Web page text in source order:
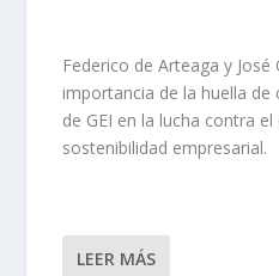
Federico de Arteaga y
importancia de la huella
de GEI en la lucha contra
sostenibilidad empresarial.
LEER MÁS